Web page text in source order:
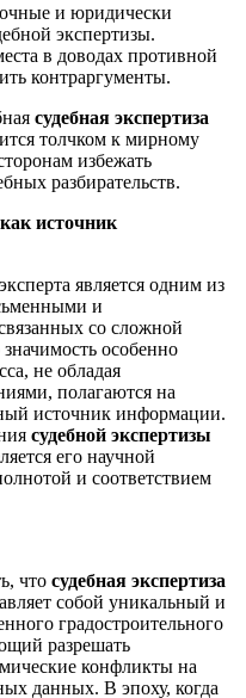
и юридически
экспертизы.
в доводах противной
контраргументы.
судебная экспертиза
толчком к мирному
избежать
разбирательств.
источник
является одним из
и
со сложной
особенно
не обладая
полагаются на
источник информации.
судебной экспертизы
его научной
и соответствием
что судебная экспертиза
собой уникальный и
градостроительного
разрешать
конфликты на
данных. В эпоху, когда